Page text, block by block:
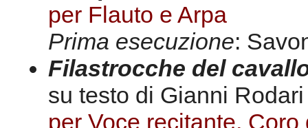
per Flauto e Arpa
Prima esecuzione:
Filastrocche del
su testo di Gianni Rodari
per Voce recitante,